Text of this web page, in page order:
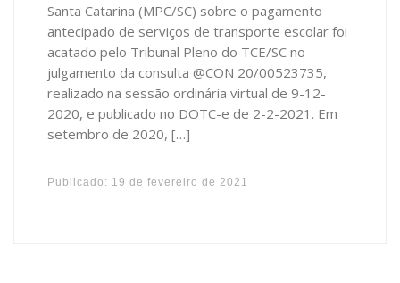
Santa Catarina (MPC/SC) sobre o pagamento
antecipado de serviços de transporte escolar foi
acatado pelo Tribunal Pleno do TCE/SC no
julgamento da consulta @CON 20/00523735,
realizado na sessão ordinária virtual de 9-12-
2020, e publicado no DOTC-e de 2-2-2021. Em
setembro de 2020, […]
Publicado: 19 de fevereiro de 2021